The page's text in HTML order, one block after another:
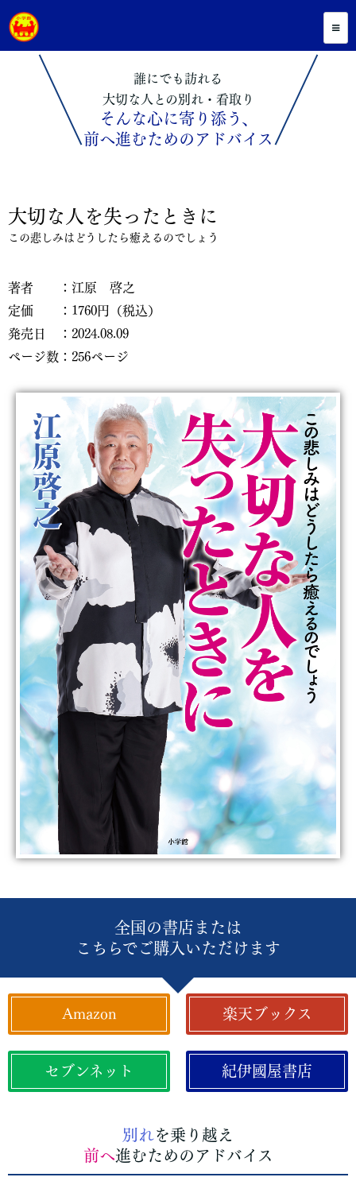
誰にでも訪れる
大切な人との別れ・看取り
そんな心に寄り添う、
前へ進むためのアドバイス
大切な人を失ったときに
この悲しみはどうしたら癒えるのでしょう
著者 ：江原 啓之
定価 ：1760円（税込）
発売日 ：2024.08.09
ページ数：256ページ
全国の書店または
こちらでご購入いただけます
Amazon 楽天ブックス
セブンネット 紀伊國屋書店
別れを乗り越え
前へ進むためのアドバイス